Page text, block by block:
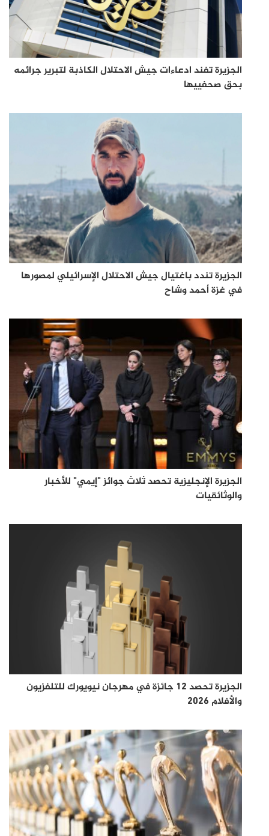
الجزيرة تفند ادعاءات جيش الاحتلال الكاذبة لتبرير جرائمه
بحق صحفييها
الجزيرة تندد باغتيال جيش الاحتلال الإسرائيلي لمصورها
في غزة أحمد وشاح
الجزيرة الإنجليزية تحصد ثلاث جوائز "إيمي" للأخبار
والوثائقيات
الجزيرة تحصد 12 جائزة في مهرجان نيويورك للتلفزيون
والأفلام 2026